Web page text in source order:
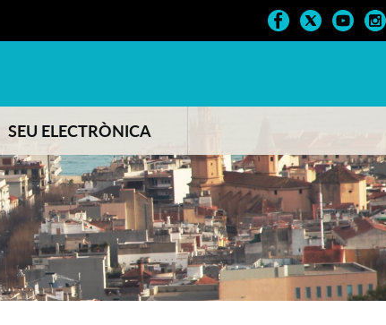
SEU ELECTRÒNICA